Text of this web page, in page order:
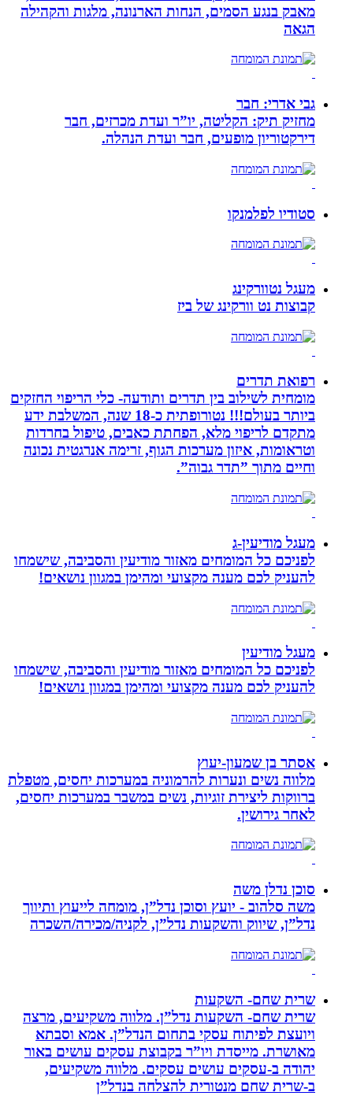
מאבק בנגע הסמים, הנחות הארנונה, מלגות והקהילה
גבי אדרי: חבר
מחזיק תיק: הקליטה, יו”ר ועדת מכרזים, חבר
דירקטוריון מופעים, חבר ועדת הנהלה.
סטודיו לפלמנקו
מעגל נטוורקינג
קבוצות נט וורקינג של ביז
רפואת תדרים
מומחית לשילוב בין תדרים ותודעה- כלי הריפוי החזקים
ביותר בעולם!!! נטורופתית כ-18 שנה, המשלבת ידע
מתקדם לריפוי מלא, הפחתת כאבים, טיפול בחרדות
וטראומות, איזון מערכות הגוף, זרימה אנרגטית נכונה
וחיים מתוך ”תדר גבוה”.
מעגל מודיעין-ג
לפניכם כל המומחים מאזור מודיעין והסביבה, שישמחו
להעניק לכם מענה מקצועי ומהימן במגוון נושאים!
מעגל מודיעין
לפניכם כל המומחים מאזור מודיעין והסביבה, שישמחו
להעניק לכם מענה מקצועי ומהימן במגוון נושאים!
אסתר בן שמעון-יעוץ
מלווה נשים ונערות להרמוניה במערכות יחסים, מטפלת
ברווקות ליצירת זוגיות, נשים במשבר במערכות יחסים,
לאחר גירושין.
סוכן נדלן משה
משה סלהוב - יועץ וסוכן נדל”ן, מומחה לייעוץ ותיווך
נדל”ן, שיווק והשקעות נדל”ן, לקניה/מכירה/השכרה
שרית שחם- השקעות
שרית שחם- השקעות נדל”ן. מלווה משקיעים, מרצה
ויועצת לפיתוח עסקי בתחום הנדל”ן. אמא וסבתא
מאושרת. ‏מייסדת ויו”ר בקבוצת עסקים עושים באור
יהודה‏ ב-‏עסקים עושים עסקים‏. ‏מלווה משקיעים,
ב-‏שרית שחם מנטורית להצלחה בנדל”ן‏